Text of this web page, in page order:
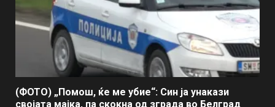
(ФОТО) „Помош, ќе ме убие“: Син ја унакази
својата мајка, па скокна од зграда во Белград